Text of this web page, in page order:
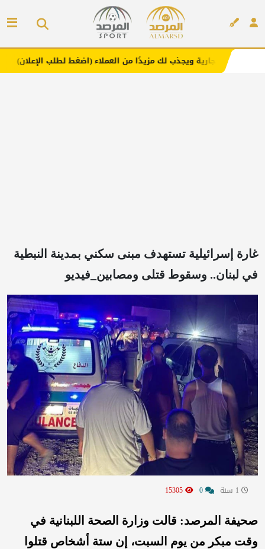
مفارش ويجذب لك مزيدًا من العملاء (اضغط لطلب الإعلان)
غارة إسرائيلية تستهدف مبنى سكني بمدينة النبطية
في لبنان.. وسقوط قتلى ومصابين_فيديو
صحيفة المرصد: قالت وزارة الصحة اللبنانية في
وقت مبكر من يوم السبت، إن ستة أشخاص قتلوا